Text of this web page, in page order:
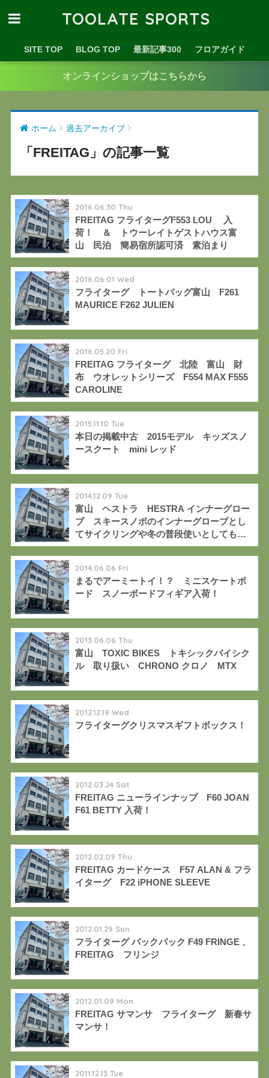
TOOLATE SPORTS
SITE TOP BLOG TOP 最新記事300 フロアガイド
オンラインショップはこちらから
ホーム 過去アーカイブ
「FREITAG」の記事一覧
2016.06.30 Thu
FREITAG フライターグF553 LOU 入
荷！ ＆ トウーレイトゲストハウス富
山 民泊 簡易宿所認可済 素泊まり
2016.06.01 Wed
フライターグ トートバッグ富山 F261
MAURICE F262 JULIEN
2016.05.20 Fri
FREITAG フライターグ 北陸 富山 財
布 ウオレットシリーズ F554 MAX F555
CAROLINE
2015.11.10 Tue
本日の掲載中古 2015モデル キッズスノ
ースクート mini レッド
2014.12.09 Tue
富山 ヘストラ HESTRA インナーグロー
ブ スキースノボのインナーグローブとし
てサイクリングや冬の普段使いとしてもオ
ススメ！
2014.06.06 Fri
まるでアーミートイ！？ ミニスケートボ
ード スノーボードフィギア入荷！
2013.06.06 Thu
富山 TOXIC BIKES トキシックバイシク
ル 取り扱い CHRONO クロノ MTX
2012.12.19 Wed
フライターグクリスマスギフトボックス！
2012.03.24 Sat
FREITAG ニューラインナップ F60 JOAN
F61 BETTY 入荷！
2012.02.09 Thu
FREITAG カードケース F57 ALAN & フラ
イターグ F22 iPHONE SLEEVE
2012.01.29 Sun
フライターグ バックパック F49 FRINGE 、
FREITAG フリンジ
2012.01.09 Mon
FREITAG サマンサ フライターグ 新春サ
マンサ！
2011.12.13 Tue